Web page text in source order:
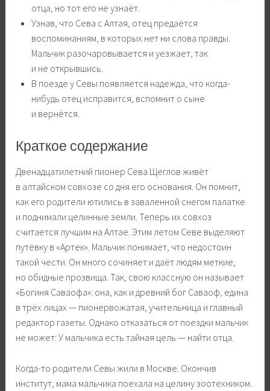
отца, но тот его не узнаёт.
Узнав, что Сева с Алтая, отец предаётся
воспоминаниям, в которых нет ни слова правды.
Мальчик разочаровывается и уезжает, так
и не открывшись.
В поезде у Севы появляется надежда, что когда-
нибудь отец исправится, вспомнит о сыне
и вернётся.
Краткое содержание
Двенадцатилетний пионер Сева Щеглов живёт
в алтайском совхозе со дня его основания. Он помнит,
как его родители ютились в заваленной снегом палатке
и поднимали целинные земли. Теперь их совхоз
считается лучшим на Алтае. Этим летом Севе выделяют
путёвку в «Артек». Мальчик понимает, что недостоин
такой чести. Он много сочиняет и даёт людям меткие,
но обидные прозвища. Так, свою классную он называет
«Богиня Саваофа»: она, как и древний бог Саваоф, едина
в трёх лицах — пионервожатая, учительница и главный
редактор газеты. Однако отказаться от поездки мальчик
не может: У мальчика есть тайная цель — найти отца.
Когда-то родители Севы жили в Москве. Окончив
институт, мама мальчика поехала на целину зоотехником.